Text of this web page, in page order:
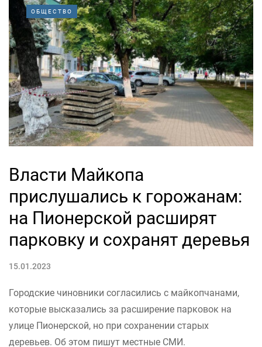
ОБЩЕСТВО
Власти Майкопа
прислушались к горожанам:
на Пионерской расширят
парковку и сохранят деревья
15.01.2023
Городские чиновники согласились с майкопчанами,
которые высказались за расширение парковок на
улице Пионерской, но при сохранении старых
деревьев. Об этом пишут местные СМИ.